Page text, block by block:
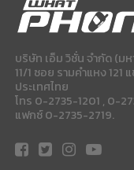
บริษัท เอ็ม วิชั่น จำกัด (ม
11/1 ซอย รามคำแหง 121
ประเทศไทย
โทร 0-2735-1201 , 0-
แฟกซ์ 0-2735-2719.